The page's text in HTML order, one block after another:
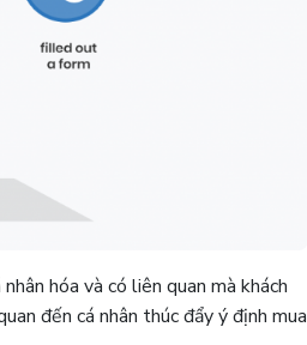
hóa và có liên quan mà khách
đến cá nhân thúc đẩy ý định mua